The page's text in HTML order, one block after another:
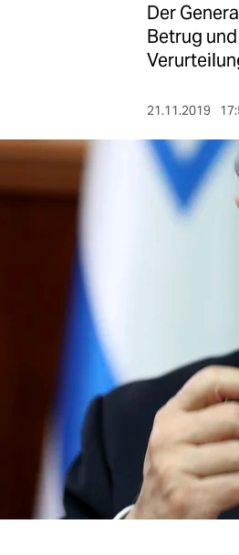
veranstaltungen
unterstützen
Der
Betrug
21.11.2019